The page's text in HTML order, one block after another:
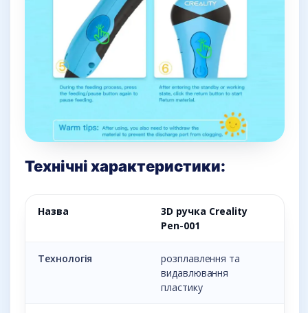
Технічні характеристики:
Назва
3D ручка Creality
Pen-001
Технологія
розплавлення та
видавлювання
пластику